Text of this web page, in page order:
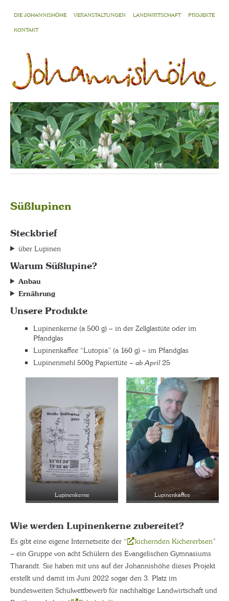
DIE JOHANNISHÖHE VERANSTALTUNGEN LANDWIRTSCHAFT PROJEKTE
KONTAKT
Süßlupinen
Steckbrief
über Lupinen
Warum Süßlupine?
Anbau
Ernährung
Unsere Produkte
Lupinenkerne (a 500 g) – in der Zellglastüte oder im
Pfandglas
Lupinenkaffee “Lutopia” (a 160 g) – im Pfandglas
Lupinenmehl 500g Papiertüte – ab April25
Lupinenkerne Lupinenkaffee
Wie werden Lupinenkerne zubereitet?
Es gibt eine eigene Internetseite der “ kichernden Kichererbsen”
– ein Gruppe von acht Schülern des Evangelischen Gymnasiums
Tharandt. Sie haben mit uns auf der Johannishöhe dieses Projekt
erstellt und damit im Juni 2022 sogar den 3. Platz im
bundesweiten Schulwettbewerb für nachhaltige Landwirtschaft und